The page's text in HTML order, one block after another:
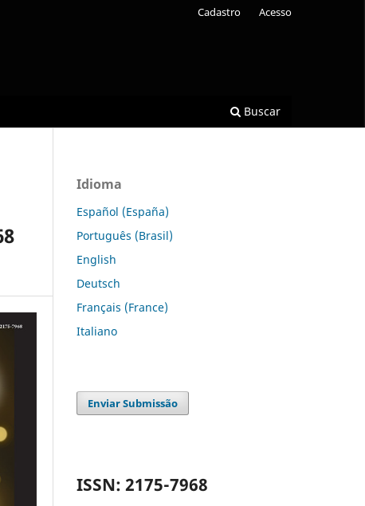
Buscar
Cadastro Acesso
Idioma
Español (España)
Português (Brasil)
English
Deutsch
Français (France)
Italiano
Enviar Submissão
ISSN: 2175-7968